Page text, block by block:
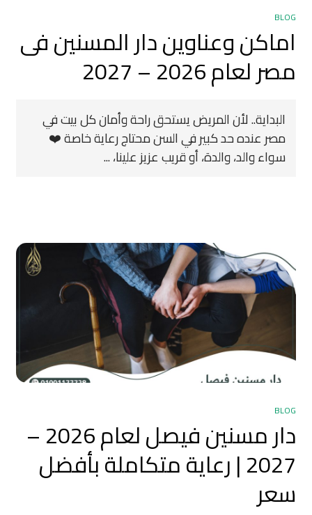
BLOG
اماكن وعناوين دار المسنين فى
مصر لعام 2026 – 2027
البداية.. لأن المريض يستحق راحة وأمان كل بيت في
مصر عنده حد كبير في السن محتاج رعاية خاصة ❤️
سواء والد، والدة، أو قريب عزيز علينا، ...
BLOG
دار مسنين فيصل لعام 2026 –
2027 | رعاية متكاملة بأفضل
سعر